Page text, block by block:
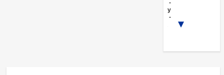
Agricultural